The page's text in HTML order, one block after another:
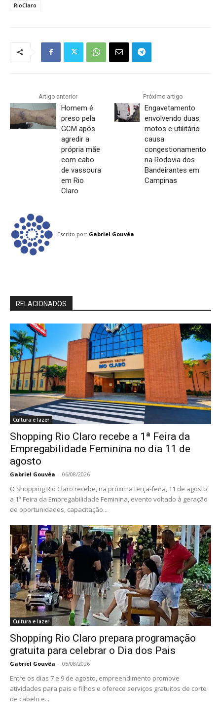
RioClaro
Artigo anterior
Homem é
preso pela
GCM após
agredir a
própria mãe
com cabo
de vassoura
em Rio
Claro
Próximo artigo
Engavetamento
envolvendo duas
motos e utilitário
causa
congestionamento
na Rodovia dos
Bandeirantes em
Campinas
Escrito por: Gabriel Gouvêa
RELACIONADOS
Cultura e lazer
Shopping Rio Claro recebe a 1ª Feira da
Empregabilidade Feminina no dia 11 de
agosto
Gabriel Gouvêa - 06/08/2026
O Shopping Rio Claro recebe, na próxima terça-feira, 11 de agosto,
a 1ª Feira da Empregabilidade Feminina, evento voltado à geração
de oportunidades, capacitação...
Cultura e lazer
Shopping Rio Claro prepara programação
gratuita para celebrar o Dia dos Pais
Gabriel Gouvêa - 05/08/2026
Entre os dias 7 e 9 de agosto, empreendimento promove
atividades para pais e filhos e oferece serviços gratuitos de corte
de cabelo e...